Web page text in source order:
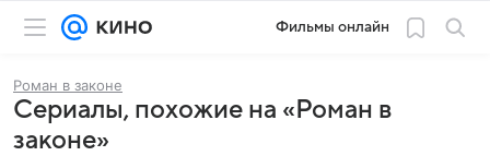
Фильмы онлайн
Роман в законе
Сериалы, похожие на «Роман в
законе»